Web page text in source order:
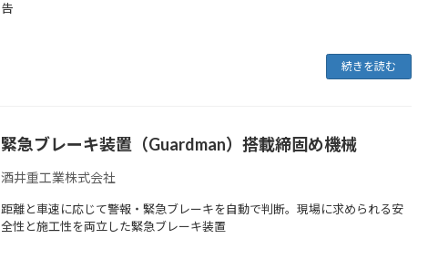
告
続きを読む
緊急ブレーキ装置（Guardman）搭載締固め機械
酒井重工業株式会社
距離と車速に応じて警報・緊急ブレーキを自動で判断。現場に求められる安
全性と施工性を両立した緊急ブレーキ装置